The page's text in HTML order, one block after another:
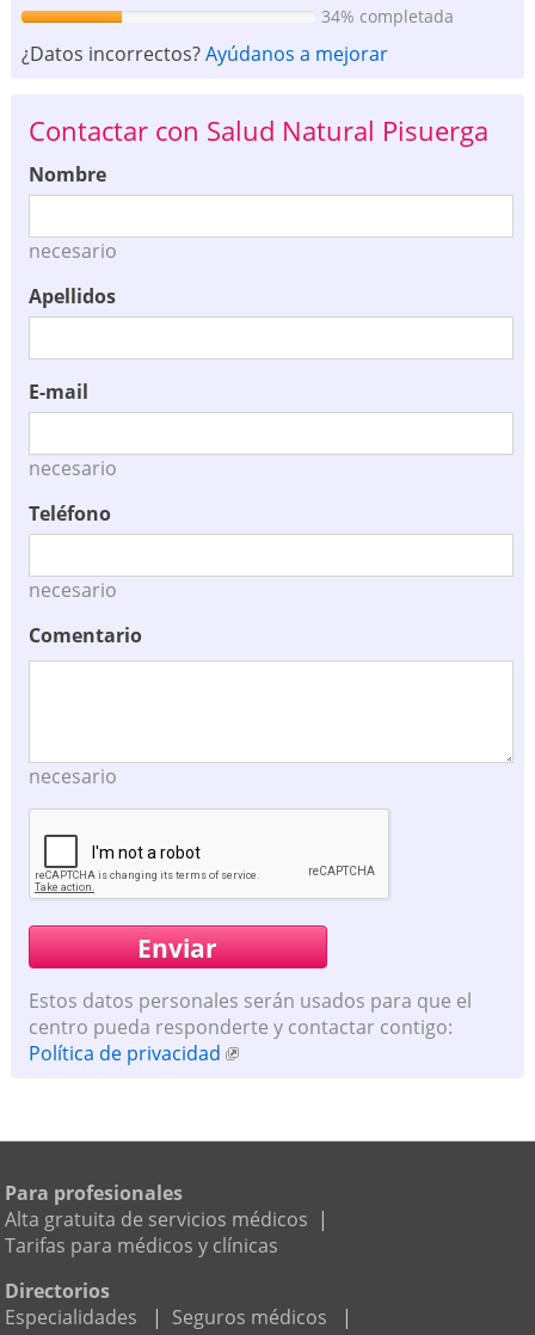
34% completada
¿Datos incorrectos?Ayúdanos a mejorar
Contactar con Salud Natural Pisuerga
Nombre
necesario
Apellidos
E-mail
necesario
Teléfono
necesario
Comentario
necesario
Estos datos personales serán usados para que el
centro pueda responderte y contactar contigo:
Política de privacidad
Para profesionales
Alta gratuita de servicios médicos |
Tarifas para médicos y clínicas
Directorios
Especialidades
| Seguros médicos
|